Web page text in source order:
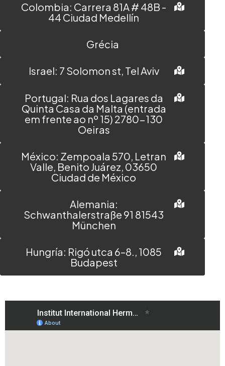
Colombia: Carrera 81A # 48B -
44 Ciudad Medellín
Grécia
Israel: 7 Solomon st, Tel Aviv
Portugal: Rua dos Lagares da
Quinta Casa da Malta (entrada
em frente ao nº 15) 2780-130
Oeiras
México: Zempoala 570, Letran
Valle, Benito Juárez, 03650
Ciudad de México
Alemania:
Schwanthalerstraße 91 81543
München
Hungría: Rigó utca 6–8., 1085
Budapest